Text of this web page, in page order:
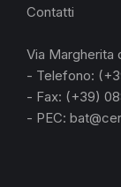
Contatti
Via Margherita
- Telefono:
- Fax: (+39)
- PEC: